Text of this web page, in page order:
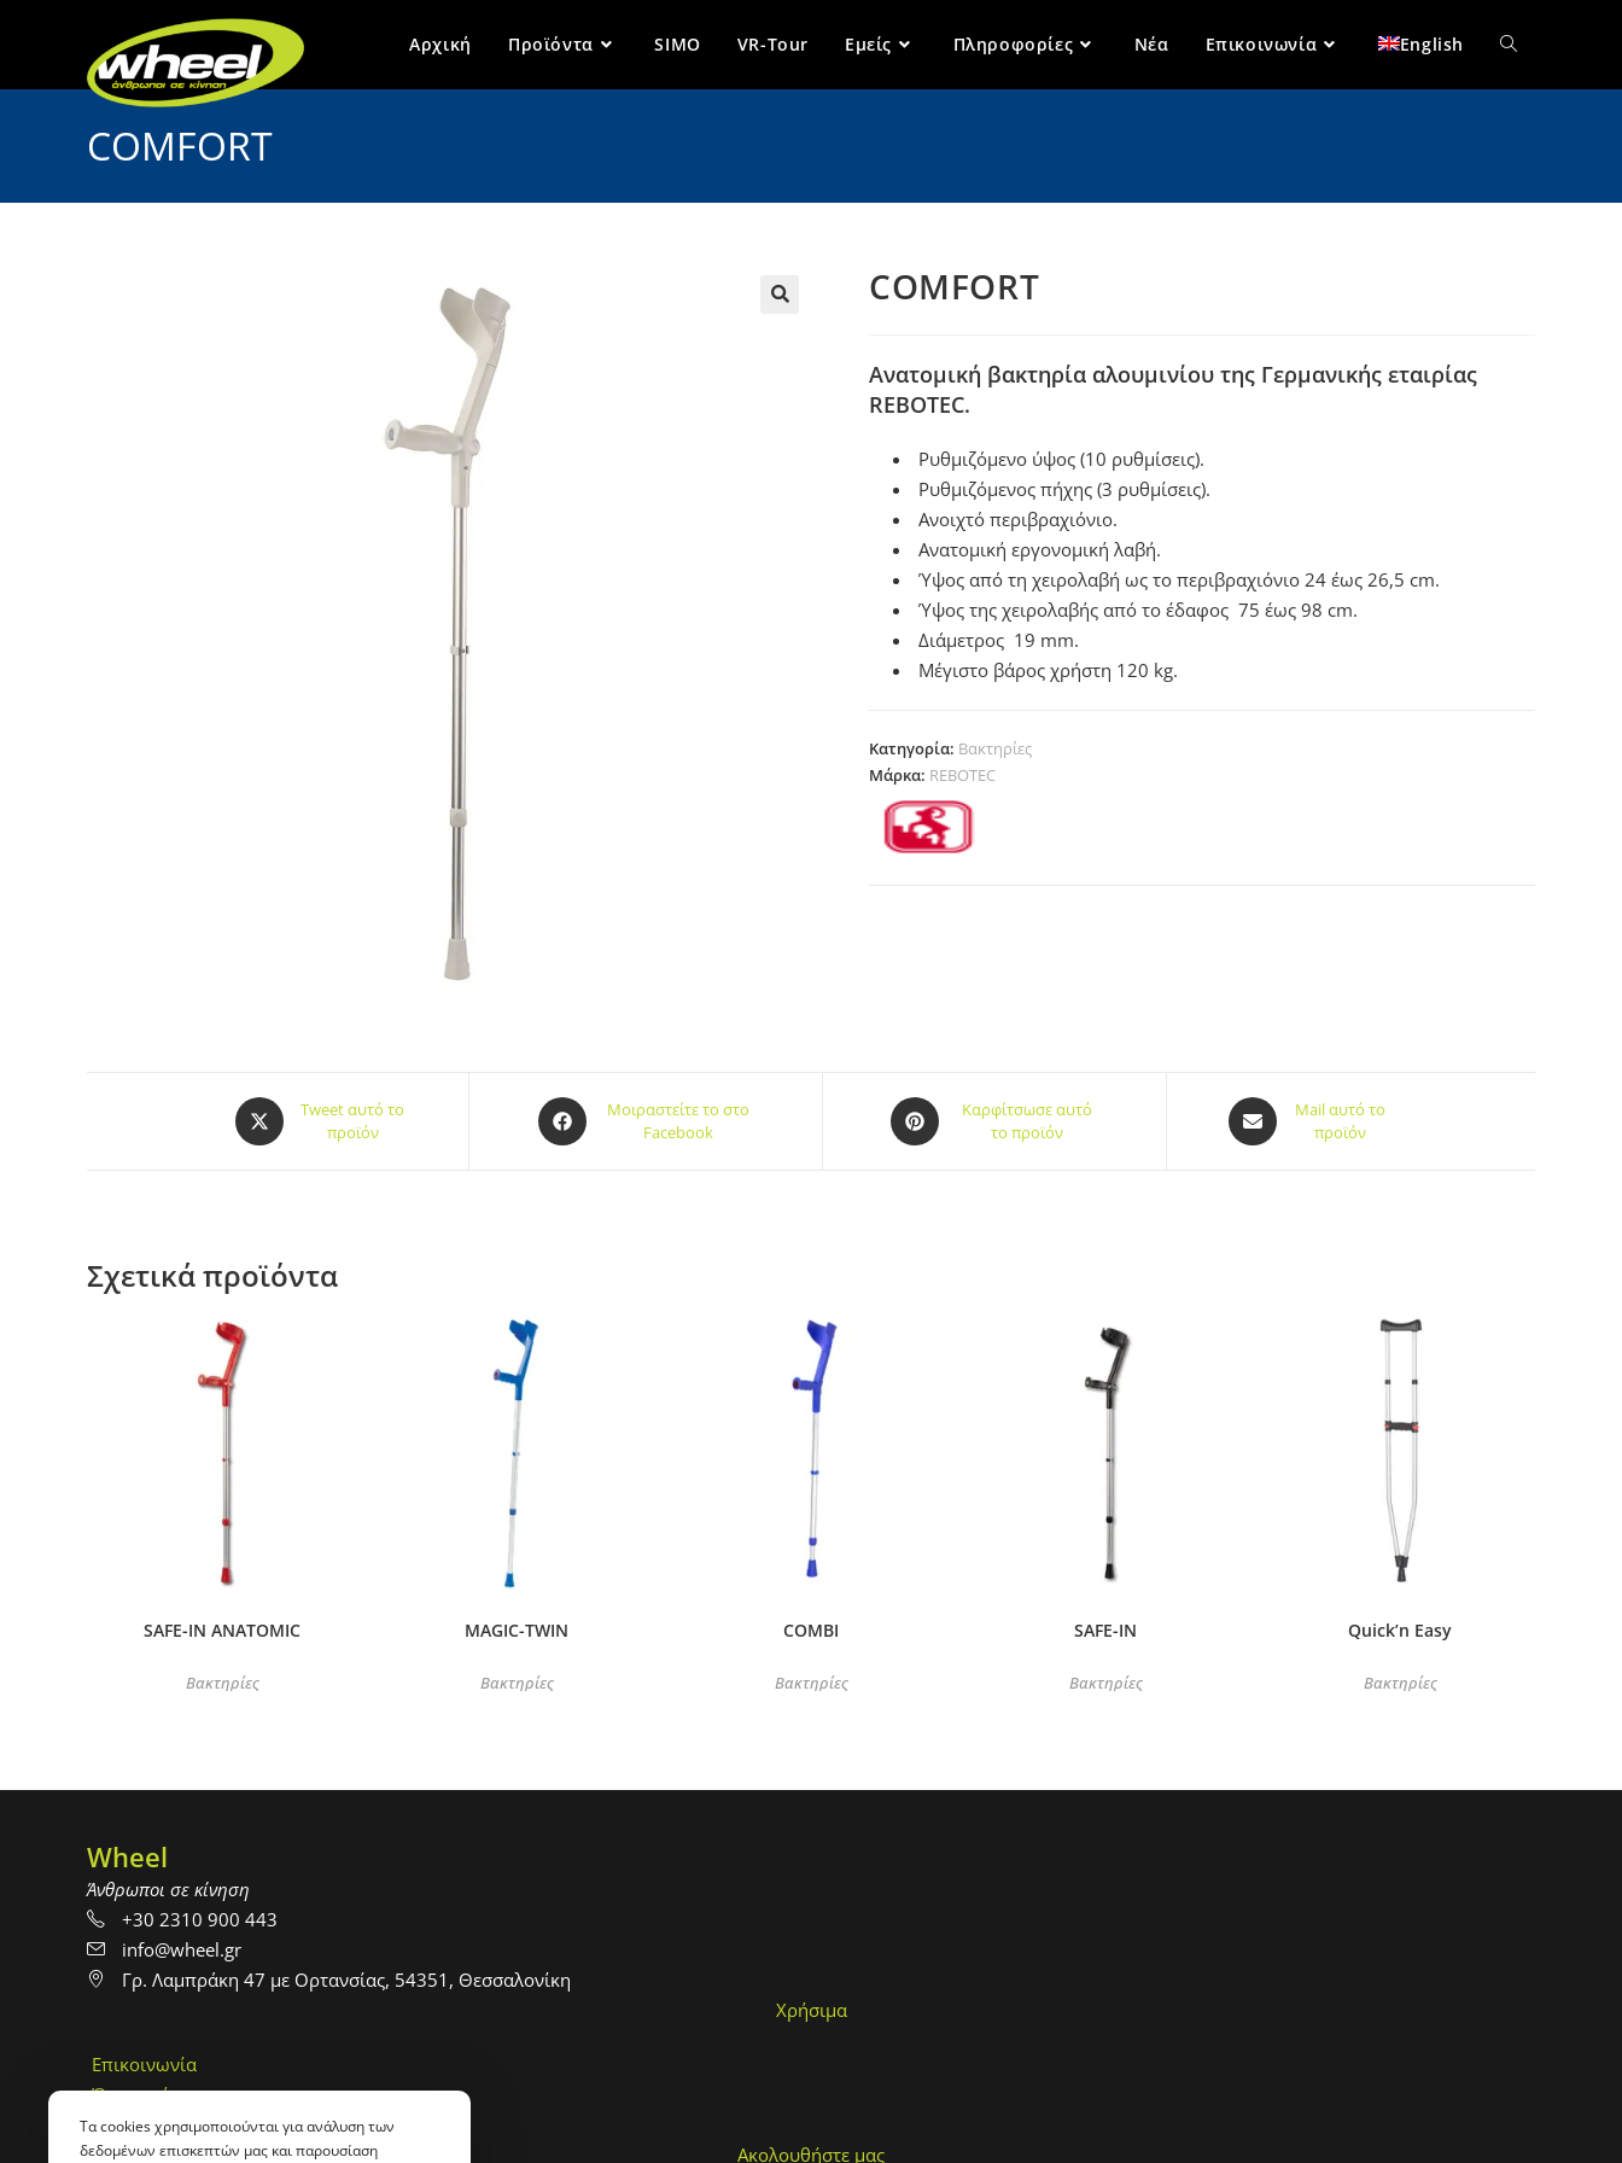
Αρχική Προϊόντα SIMO VR-Tour Εμείς Πληροφορίες Νέα Επικοινωνία English
COMFORT
COMFORT
Ανατομική βακτηρία αλουμινίου της Γερμανικής εταιρίας
REBOTEC.
Ρυθμιζόμενο ύψος (10 ρυθμίσεις).
Ρυθμιζόμενος πήχης (3 ρυθμίσεις).
Ανοιχτό περιβραχιόνιο.
Ανατομική εργονομική λαβή.
Ύψος από τη χειρολαβή ως το περιβραχιόνιο 24 έως 26,5 cm.
Ύψος της χειρολαβής από το έδαφος 75 έως 98 cm.
Διάμετρος 19 mm.
Μέγιστο βάρος χρήστη 120 kg.
Κατηγορία: Βακτηρίες
Μάρκα: REBOTEC
Tweet αυτό το
προϊόν
Μοιραστείτε το στο
Facebook
Καρφίτσωσε αυτό
το προϊόν
Mail αυτό το
προϊόν
Σχετικά προϊόντα
SAFE-IN ANATOMIC
Βακτηρίες
MAGIC-TWIN
Βακτηρίες
COMBI
Βακτηρίες
SAFE-IN
Βακτηρίες
Quick’n Easy
Βακτηρίες
Wheel
Άνθρωποι σε κίνηση
+30 2310 900 443
info@wheel.gr
Γρ. Λαμπράκη 47 με Ορτανσίας, 54351, Θεσσαλονίκη
Χρήσιμα
Επικοινωνία
Όροι χρήσης
Custom made
Ακολουθήστε μας
Τα cookies χρησιμοποιούνται για ανάλυση των
δεδομένων επισκεπτών μας και παρουσίαση